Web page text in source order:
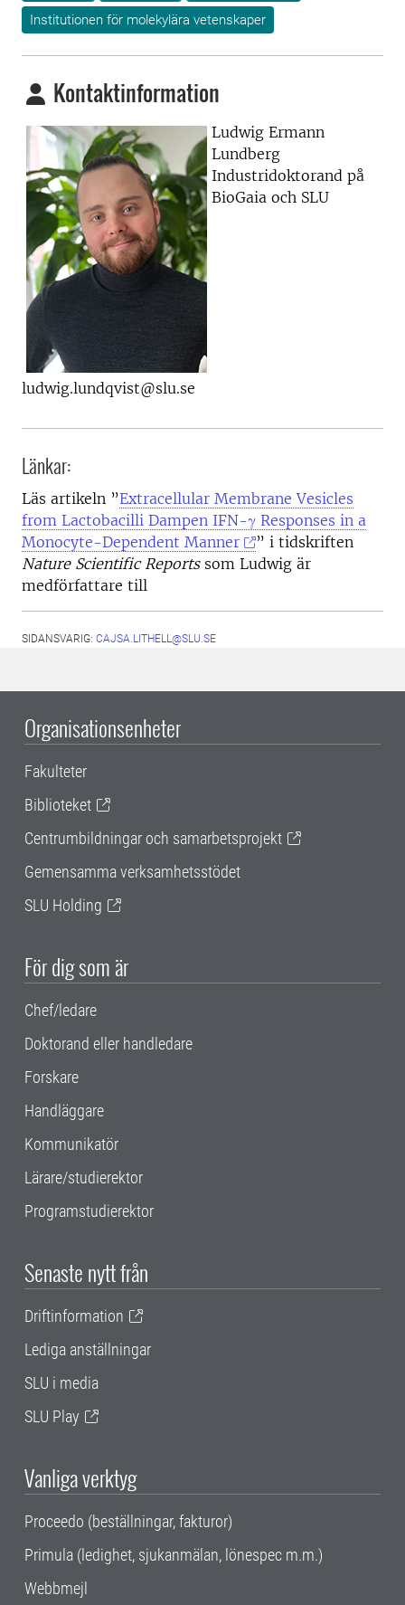
Institutionen för molekylära vetenskaper
Kontaktinformation
Ludwig Ermann
Lundberg
Industridoktorand på
BioGaia och SLU
ludwig.lundqvist@slu.se
Länkar:
Läs artikeln ”Extracellular Membrane Vesicles
from Lactobacilli Dampen IFN-γ Responses in a
Monocyte-Dependent Manner
” i tidskriften
Nature Scientific Reports som Ludwig är
medförfattare till
SIDANSVARIG: CAJSA.LITHELL@SLU.SE
Organisationsenheter
Fakulteter
Biblioteket
Centrumbildningar och samarbetsprojekt
Gemensamma verksamhetsstödet
SLU Holding
För dig som är
Chef/ledare
Doktorand eller handledare
Forskare
Handläggare
Kommunikatör
Lärare/studierektor
Programstudierektor
Senaste nytt från
Driftinformation
Lediga anställningar
SLU i media
SLU Play
Vanliga verktyg
Proceedo (beställningar, fakturor)
Primula (ledighet, sjukanmälan, lönespec m.m.)
Webbmejl